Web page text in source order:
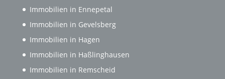
Immobilien in Ennepetal
Immobilien in Gevelsberg
Immobilien in Hagen
Immobilien in Haßlinghausen
Immobilien in Remscheid